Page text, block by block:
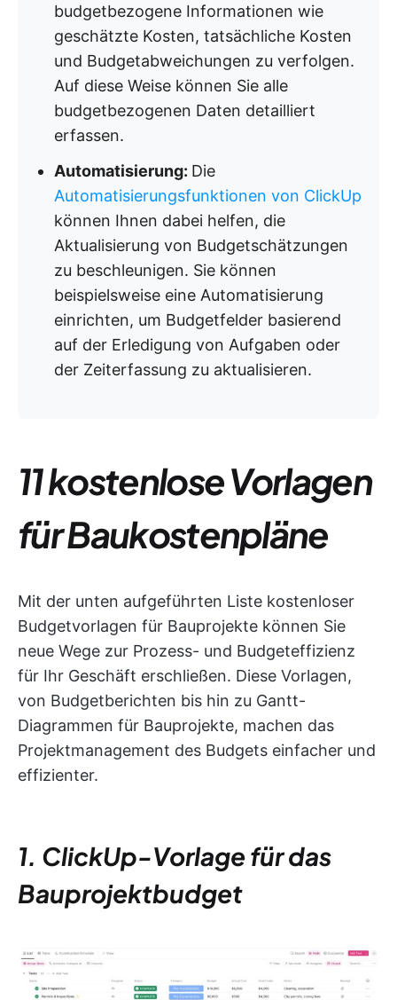
budgetbezogene Informationen wie
geschätzte Kosten, tatsächliche Kosten
und Budgetabweichungen zu verfolgen.
Auf diese Weise können Sie alle
budgetbezogenen Daten detailliert
erfassen.
Automatisierung: Die
Automatisierungsfunktionen von ClickUp
können Ihnen dabei helfen, die
Aktualisierung von Budgetschätzungen
zu beschleunigen. Sie können
beispielsweise eine Automatisierung
einrichten, um Budgetfelder basierend
auf der Erledigung von Aufgaben oder
der Zeiterfassung zu aktualisieren.
11 kostenlose Vorlagen
für Baukostenpläne
Mit der unten aufgeführten Liste kostenloser
Budgetvorlagen für Bauprojekte können Sie
neue Wege zur Prozess- und Budgeteffizienz
für Ihr Geschäft erschließen. Diese Vorlagen,
von Budgetberichten bis hin zu Gantt-
Diagrammen für Bauprojekte, machen das
Projektmanagement des Budgets einfacher und
effizienter.
1. ClickUp-Vorlage für das
Bauprojektbudget